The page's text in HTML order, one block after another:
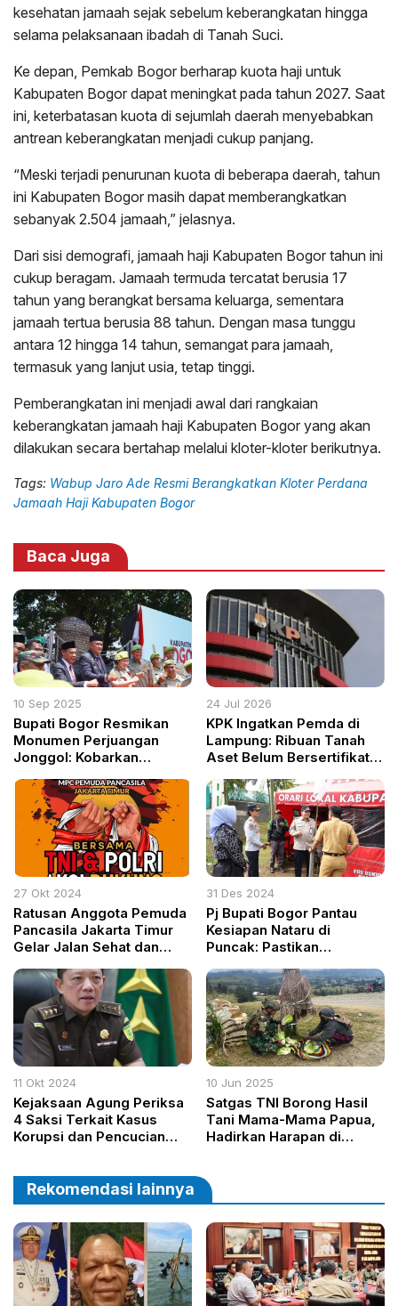
kesehatan jamaah sejak sebelum keberangkatan hingga
selama pelaksanaan ibadah di Tanah Suci.
Ke depan, Pemkab Bogor berharap kuota haji untuk
Kabupaten Bogor dapat meningkat pada tahun 2027. Saat
ini, keterbatasan kuota di sejumlah daerah menyebabkan
antrean keberangkatan menjadi cukup panjang.
“Meski terjadi penurunan kuota di beberapa daerah, tahun
ini Kabupaten Bogor masih dapat memberangkatkan
sebanyak 2.504 jamaah,” jelasnya.
Dari sisi demografi, jamaah haji Kabupaten Bogor tahun ini
cukup beragam. Jamaah termuda tercatat berusia 17
tahun yang berangkat bersama keluarga, sementara
jamaah tertua berusia 88 tahun. Dengan masa tunggu
antara 12 hingga 14 tahun, semangat para jamaah,
termasuk yang lanjut usia, tetap tinggi.
Pemberangkatan ini menjadi awal dari rangkaian
keberangkatan jamaah haji Kabupaten Bogor yang akan
dilakukan secara bertahap melalui kloter-kloter berikutnya.
Tags: Wabup Jaro Ade Resmi Berangkatkan Kloter Perdana
Jamaah Haji Kabupaten Bogor
Baca Juga
10 Sep 2025
Bupati Bogor Resmikan
Monumen Perjuangan
Jonggol: Kobarkan
di Hari Veteran Nasional
24 Jul 2026
KPK Ingatkan Pemda di
Lampung: Ribuan Tanah
Aset Belum Bersertifikat
Korupsi
27 Okt 2024
Ratusan Anggota Pemuda
Pancasila Jakarta Timur
Gelar Jalan Sehat dan
Rayakan HUT Ke-65
dengan Aksi Damai untuk
Pilkada Aman 2024
31 Des 2024
Pj Bupati Bogor Pantau
Kesiapan Nataru di
Puncak: Pastikan
Lalu Lintas
11 Okt 2024
Kejaksaan Agung Periksa
4 Saksi Terkait Kasus
Korupsi dan Pencucian
10 Jun 2025
Satgas TNI Borong Hasil
Tani Mama-Mama Papua,
Hadirkan Harapan di
Rekomendasi lainnya